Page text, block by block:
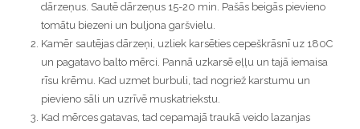
dārzeņus. Sautē dārzeņus 15-20 min. Pašās beigās pievieno
tomātu biezeni un buljona garšvielu.
Kamēr sautējas dārzeņi, uzliek karsēties cepeškrāsnī uz 180C
un pagatavo balto mērci. Pannā uzkarsē eļļu un tajā iemaisa
rīsu krēmu. Kad uzmet burbuli, tad nogriež karstumu un
pievieno sāli un uzrīvē muskatriekstu.
Kad mērces gatavas, tad cepamajā traukā veido lazanjas